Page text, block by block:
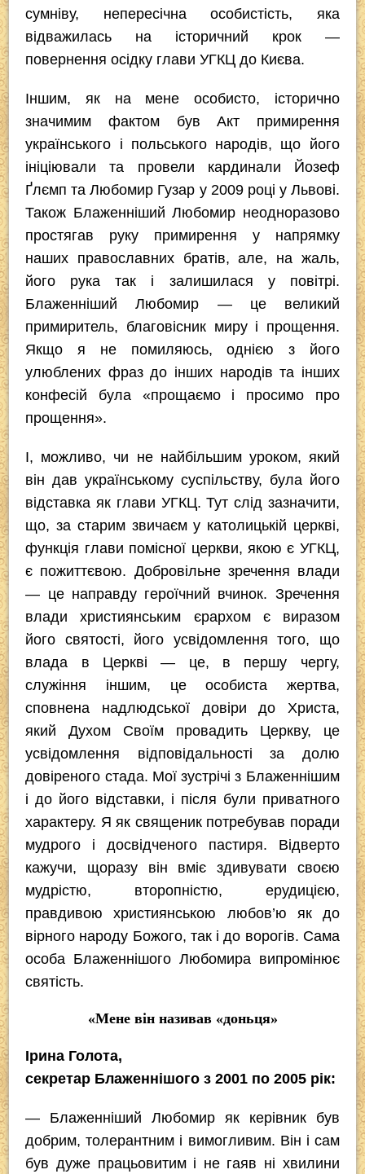
сумніву, непересічна особистість, яка
відважилась на історичний крок —
повернення осідку глави УГКЦ до Києва.
Іншим, як на мене особисто, історично
значимим фактом був Акт примирення
українського і польського народів, що його
ініціювали та провели кардинали Йозеф
Ґлємп та Любомир Гузар у 2009 році у Львові.
Також Блаженніший Любомир неодноразово
простягав руку примирення у напрямку
наших православних братів, але, на жаль,
його рука так і залишилася у повітрі.
Блаженніший Любомир — це великий
примиритель, благовісник миру і прощення.
Якщо я не помиляюсь, однією з його
улюблених фраз до інших народів та інших
конфесій була «прощаємо і просимо про
прощення».
І, можливо, чи не найбільшим уроком, який
він дав українському суспільству, була його
відставка як глави УГКЦ. Тут слід зазначити,
що, за старим звичаєм у католицькій церкві,
функція глави помісної церкви, якою є УГКЦ,
є пожиттєвою. Добровільне зречення влади
— це направду героїчний вчинок. Зречення
влади християнським єрархом є виразом
його святості, його усвідомлення того, що
влада в Церкві — це, в першу чергу,
служіння іншим, це особиста жертва,
сповнена надлюдської довіри до Христа,
який Духом Своїм провадить Церкву, це
усвідомлення відповідальності за долю
довіреного стада. Мої зустрічі з Блаженнішим
і до його відставки, і після були приватного
характеру. Я як священик потребував поради
мудрого і досвідченого пастиря. Відверто
кажучи, щоразу він вміє здивувати своєю
мудрістю, второпністю, ерудицією,
правдивою християнською любов’ю як до
вірного народу Божого, так і до ворогів. Сама
особа Блаженнішого Любомира випромінює
святість.
«Мене він називав «доньця»
Ірина Голота,
секретар Блаженнішого з 2001 по 2005 рік:
— Блаженніший Любомир як керівник був
добрим, толерантним і вимогливим. Він і сам
був дуже працьовитим і не гаяв ні хвилини